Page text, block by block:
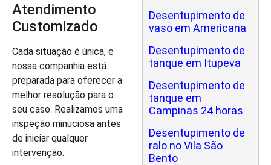
Atendimento
Customizado
Cada situação é única, e
nossa companhia está
preparada para oferecer a
melhor resolução para o
seu caso. Realizamos uma
inspeção minuciosa antes
de iniciar qualquer
intervenção.
Desentupimento de
vaso em Americana
Desentupimento de
tanque em Itupeva
Desentupimento de
tanque em
Campinas 24 horas
Desentupimento de
ralo no Vila São
Bento